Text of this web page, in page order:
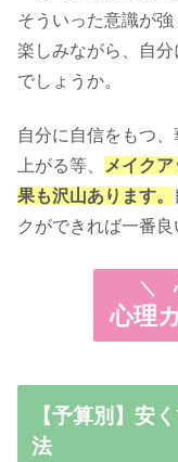
そういった意識が
楽しみながら、自
でしょうか。
自分に自信をもつ
上がる等、
メイク
果も沢山あります。
クができれば一番良
＼
心理
【予算別】安
法